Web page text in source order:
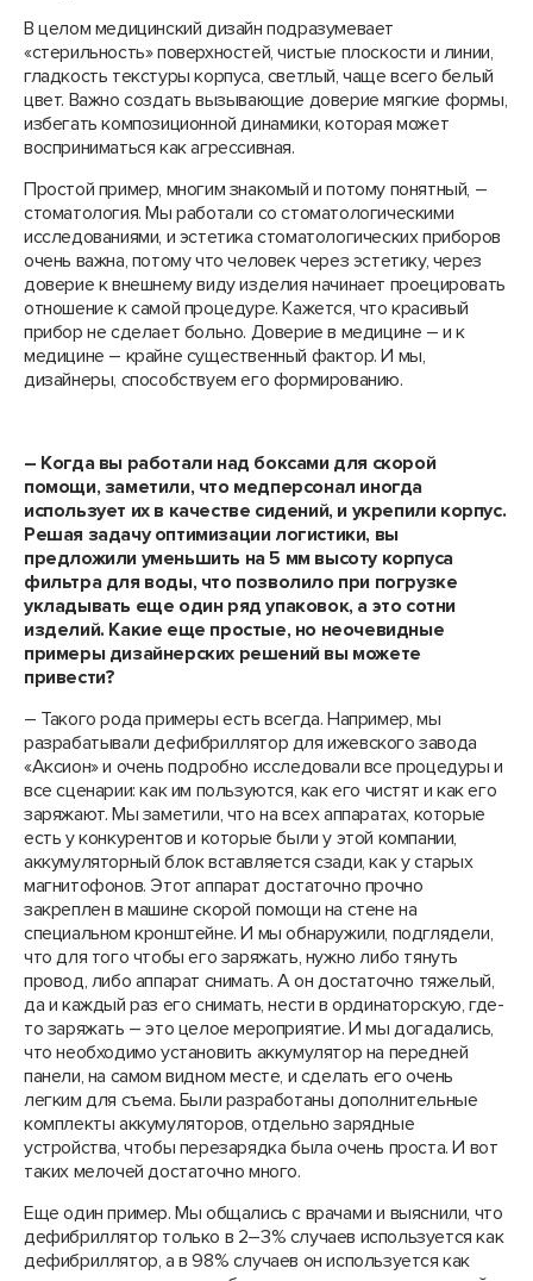
В целом медицинский дизайн подразумевает
«стерильность» поверхностей, чистые плоскости и линии,
гладкость текстуры корпуса, светлый, чаще всего белый
цвет. Важно создать вызывающие доверие мягкие формы,
избегать композиционной динамики, которая может
восприниматься как агрессивная.
Простой пример, многим знакомый и потому понятный, –
стоматология. Мы работали со стоматологическими
исследованиями, и эстетика стоматологических приборов
очень важна, потому что человек через эстетику, через
доверие к внешнему виду изделия начинает проецировать
отношение к самой процедуре. Кажется, что красивый
прибор не сделает больно. Доверие в медицине – и к
медицине – крайне существенный фактор. И мы,
дизайнеры, способствуем его формированию.
– Когда вы работали над боксами для скорой
помощи, заметили, что медперсонал иногда
использует их в качестве сидений, и укрепили корпус.
Решая задачу оптимизации логистики, вы
предложили уменьшить на 5 мм высоту корпуса
фильтра для воды, что позволило при погрузке
укладывать еще один ряд упаковок, а это сотни
изделий. Какие еще простые, но неочевидные
примеры дизайнерских решений вы можете
привести?
– Такого рода примеры есть всегда. Например, мы
разрабатывали дефибриллятор для ижевского завода
«Аксион» и очень подробно исследовали все процедуры и
все сценарии: как им пользуются, как его чистят и как его
заряжают. Мы заметили, что на всех аппаратах, которые
есть у конкурентов и которые были у этой компании,
аккумуляторный блок вставляется сзади, как у старых
магнитофонов. Этот аппарат достаточно прочно
закреплен в машине скорой помощи на стене на
специальном кронштейне. И мы обнаружили, подглядели,
что для того чтобы его заряжать, нужно либо тянуть
провод, либо аппарат снимать. А он достаточно тяжелый,
да и каждый раз его снимать, нести в ординаторскую, где-
то заряжать – это целое мероприятие. И мы догадались,
что необходимо установить аккумулятор на передней
панели, на самом видном месте, и сделать его очень
легким для съема. Были разработаны дополнительные
комплекты аккумуляторов, отдельно зарядные
устройства, чтобы перезарядка была очень проста. И вот
таких мелочей достаточно много.
Еще один пример. Мы общались с врачами и выяснили, что
дефибриллятор только в 2–3% случаев используется как
дефибриллятор, а в 98% случаев он используется как